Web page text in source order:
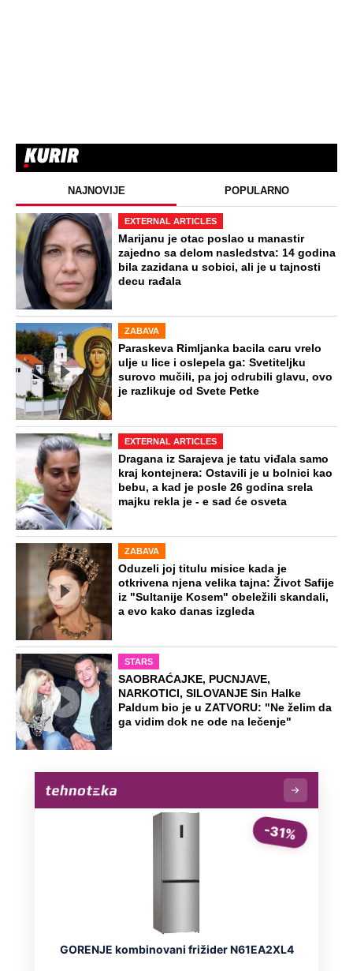
NAJNOVIJE POPULARNO
EXTERNAL ARTICLES
Marijanu je otac poslao u manastir
zajedno sa delom nasledstva: 14 godina
bila zazidana u sobici, ali je u tajnosti
decu rađala
ZABAVA
Paraskeva Rimljanka bacila caru vrelo
ulje u lice i oslepela ga: Svetiteljku
surovo mučili, pa joj odrubili glavu, ovo
je razlikuje od Svete Petke
EXTERNAL ARTICLES
Dragana iz Sarajeva je tatu viđala samo
kraj kontejnera: Ostavili je u bolnici kao
bebu, a kad je posle 26 godina srela
majku rekla je - e sad će osveta
ZABAVA
Oduzeli joj titulu misice kada je
otkrivena njena velika tajna: Život Safije
iz "Sultanije Kosem" obeležili skandali,
a evo kako danas izgleda
STARS
SAOBRAĆAJKE, PUCNJAVE,
NARKOTICI, SILOVANJE Sin Halke
Paldum bio je u ZATVORU: "Ne želim da
ga vidim dok ne ode na lečenje"